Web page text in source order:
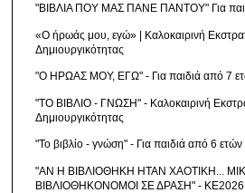
"ΒΙΒΛΙΑ ΠΟΥ ΜΑΣ ΠΑΝΕ ΠΑΝΤΟΥ" Για
«Ο ήρωάς μου, εγώ» | Καλοκαιρινή
Δημιουργικότητας
"Ο ΗΡΩΑΣ ΜΟΥ, ΕΓΩ" - Για παιδιά από 7
"ΤΟ ΒΙΒΛΙΟ - ΓΝΩΣΗ" - Καλοκαιρινή
Δημιουργικότητας
"Το βιβλίο - γνώση" - Για παιδιά από 6 ετών
"ΑΝ Η ΒΙΒΛΙΟΘΗΚΗ ΗΤΑΝ ΧΑΟΤΙΚΗ...
ΒΙΒΛΙΟΘΗΚΟΝΟΜΟΙ ΣΕ ΔΡΑΣΗ" - ΚΕ2026